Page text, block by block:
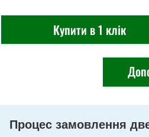
Купити в 1 клік
Процес замовлення